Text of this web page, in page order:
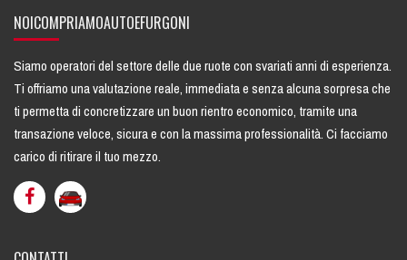
NOICOMPRIAMOAUTOEFURGONI
Siamo operatori del settore delle due ruote con svariati anni di esperienza.
Ti offriamo unavalutazione reale, immediata e senza alcuna sorpresa che
ti permetta di concretizzare un buon rientro economico, tramite una
transazione veloce, sicura e con la massima professionalità. Ci facciamo
carico di ritirare il tuo mezzo.